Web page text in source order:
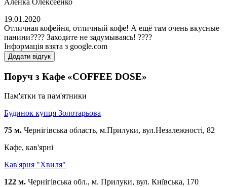
19.01.2020
Отличная кофейня, отличный кофе! А ещё там очень вкусные
панини???? Заходите не задумываясь! ????
Інформація взята з google.com
Додати відгук
Поруч з Кафе «COFFEE DOSE»
Пам'ятки та пам'ятники
Будинок купця Золотарьова
75 м. Чернігівська область, м.Прилуки, вул.Незалежності, 82
Кафе, кав'ярні
Кав'ярня "Хвиля"
122 м. Чернігівська обл., м. Прилуки, вул. Київська, 170